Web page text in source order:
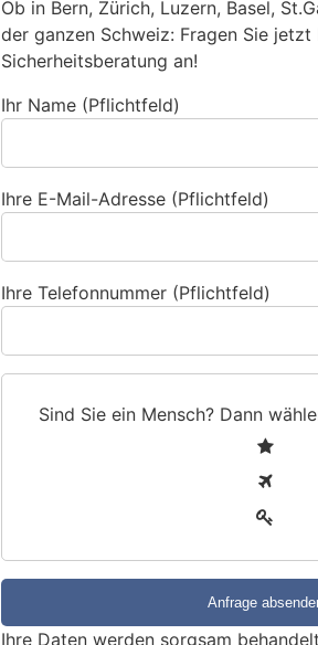
Ob in Bern, Zürich, Luzern, Basel,
der ganzen Schweiz: Fragen Sie
Sicherheitsberatung an!
Ihr Name (Pflichtfeld)
Ihre E-Mail-Adresse (Pflichtfeld)
Ihre Telefonnummer (Pflichtfeld)
Sind Sie ein Mensch? Dann
e
Ihre Daten werden sorgsam